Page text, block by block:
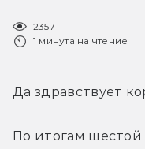
2357
1 минута на чтение
Да здравствует
По итогам